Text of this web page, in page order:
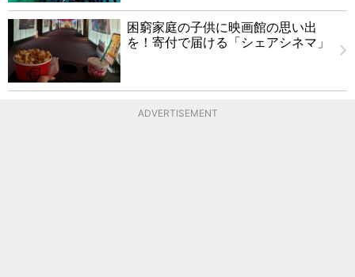
困窮家庭の子供に映画館の思い出
を！寄付で届ける「シェアシネマ」
ADVERTISEMENT